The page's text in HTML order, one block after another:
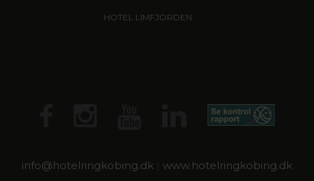
HOTEL LIMFJORDEN
info@hotelringkobing.dk www.hotelringkobing.dk